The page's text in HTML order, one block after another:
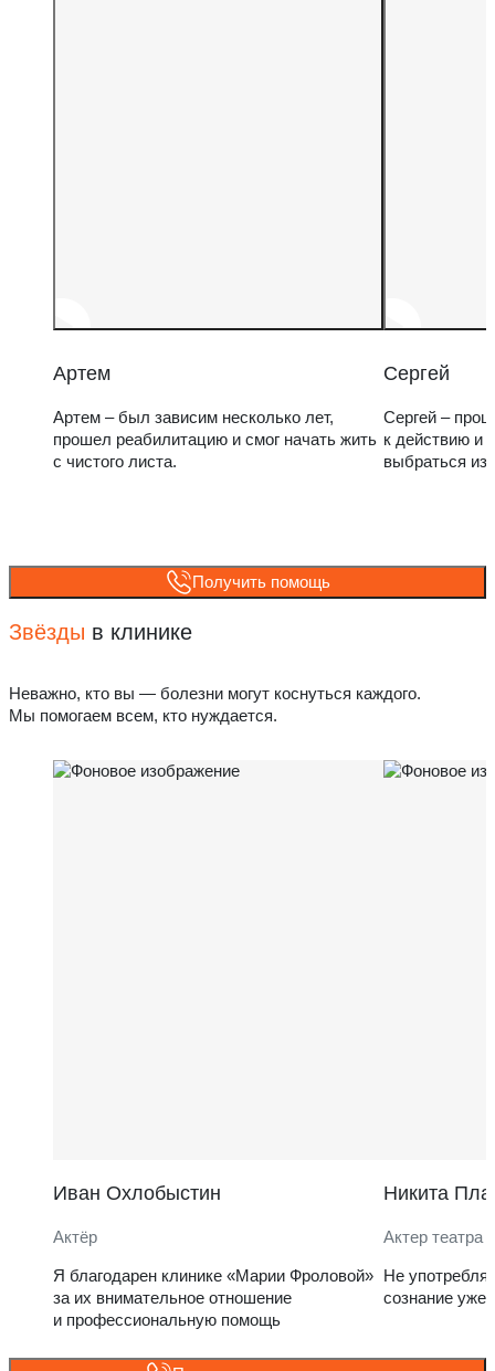
Артем
Артем – был зависим несколько лет,
прошел реабилитацию и смог начать жить
с чистого листа.
Сергей
Сергей –
к действию и
выбраться из
Получить помощь
Звёзды в клинике
Неважно, кто вы — болезни могут коснуться каждого.
Мы помогаем всем, кто нуждается.
Иван Охлобыстин
Актёр
Я благодарен клинике «Марии Фроловой»
за их внимательное отношение
и профессиональную помощь
Никита
Актер театра
Не
сознание уже